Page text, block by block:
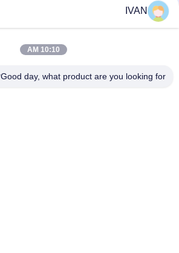
IVAN
10:10 AM
Good day, what product are you looking for?